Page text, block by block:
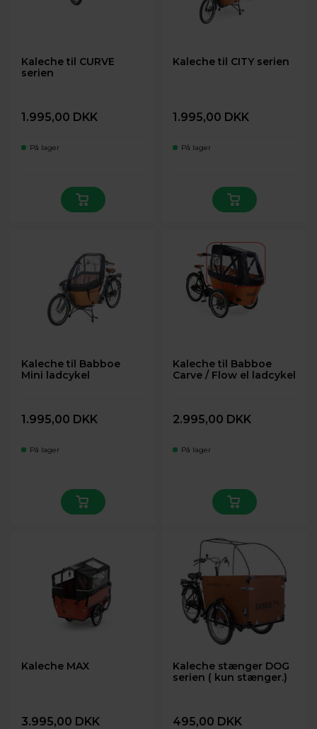
Kaleche til CURVE
serien
1.995,00 DKK
På lager
Kaleche til CITY serien
1.995,00 DKK
På lager
Kaleche til Babboe
Mini ladcykel
1.995,00 DKK
På lager
Kaleche til Babboe
Carve / Flow el ladcykel
2.995,00 DKK
På lager
Kaleche MAX
3.995,00 DKK
Kaleche stænger DOG
serien ( kun stænger.)
495,00 DKK